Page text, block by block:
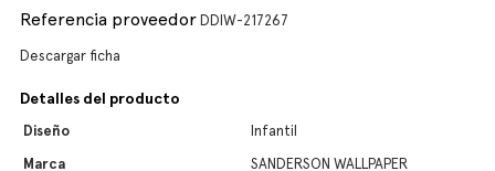
Referencia proveedor DDIW-217267
Descargar ficha
Detalles del producto
Diseño
Infantil
Marca
SANDERSON WALLPAPER